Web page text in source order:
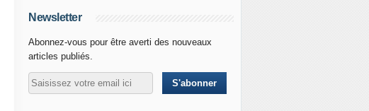
Newsletter
Abonnez-vous pour être averti des nouveaux
articles publiés.